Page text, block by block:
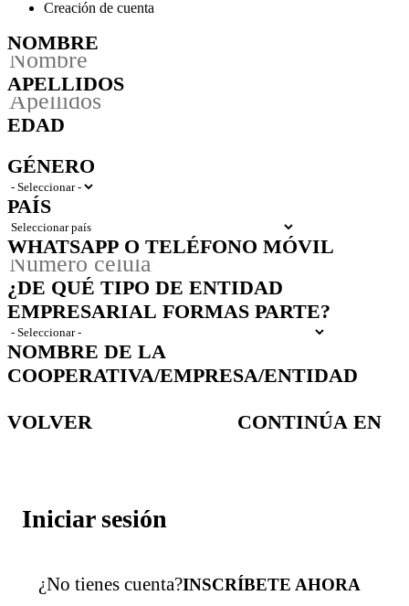
Creación de cuenta
NOMBRE
APELLIDOS
EDAD
GÉNERO
PAÍS
WHATSAPP O TELÉFONO MÓVIL
¿DE QUÉ TIPO DE ENTIDAD
EMPRESARIAL FORMAS PARTE?
NOMBRE DE LA
COOPERATIVA/EMPRESA/ENTIDAD
VOLVER CONTINÚA EN
Iniciar sesión
¿No tienes cuenta?INSCRÍBETE AHORA